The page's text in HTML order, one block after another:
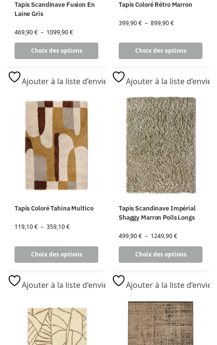
Tapis Scandinave Fusion En
Laine Gris
469,90€ – 1099,90€
Choix des options
Ajouter à la liste d’envies
Tapis Coloré Rétro Marron
399,90€ – 899,90€
Choix des options
Ajouter à la liste d’envies
Tapis Coloré Tahina Multico
119,10€ – 359,10€
Choix des options
Ajouter à la liste d’envies
Tapis Scandinave Impérial
Shaggy Marron Poils Longs
499,90€ – 1249,90€
Choix des options
Ajouter à la liste d’envies